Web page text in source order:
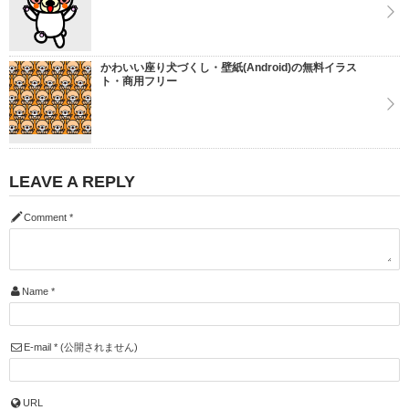
かわいい座り犬づくし・壁紙(Android)の無料イラス
ト・商用フリー
LEAVE A REPLY
Comment *
Name *
E-mail *(公開されません)
URL